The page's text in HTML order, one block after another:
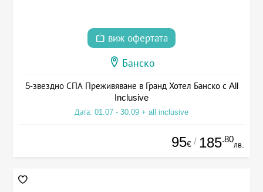
виж офертата
Банско
5-звездно СПА Преживяване в Гранд Хотел Банско с All
Inclusive
Дата: 01.07 - 30.09 + all inclusive
95€ / 185.80
лв.